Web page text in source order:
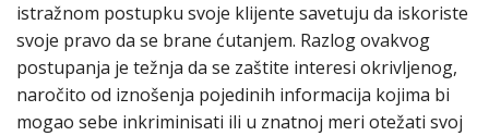
istražnom postupku svoje klijente savetuju da iskoriste
svoje pravo da se brane ćutanjem. Razlog ovakvog
postupanja je težnja da se zaštite interesi okrivljenog,
naročito od iznošenja pojedinih informacija kojima bi
mogao sebe inkriminisati ili u znatnoj meri otežati svoj